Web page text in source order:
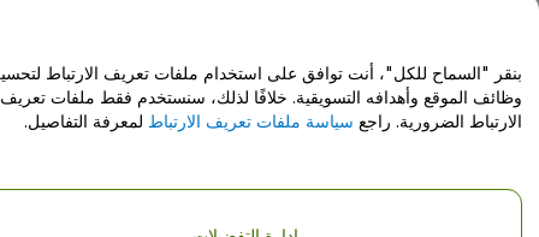
Do Not Share My Personal Information/Your Privacy Choices
بنقر "السماح للكل"، أنت توافق على استخدام ملفات تعريف الارتباط لتحسين
وظائف الموقع وأهدافه التسويقية. خلافًا لذلك، سنستخدم فقط ملفات تعريف
الارتباط الضرورية. راجعسياسة ملفات تعريف الارتباطلمعرفة التفاصيل.